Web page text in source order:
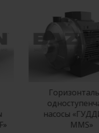
Горизонтальные
насосы «ГУДДИ
МMS»